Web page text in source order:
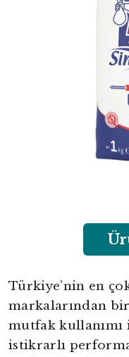
Türkiye’nin en
markalarından
mutfak kullanımı
istikrarlı